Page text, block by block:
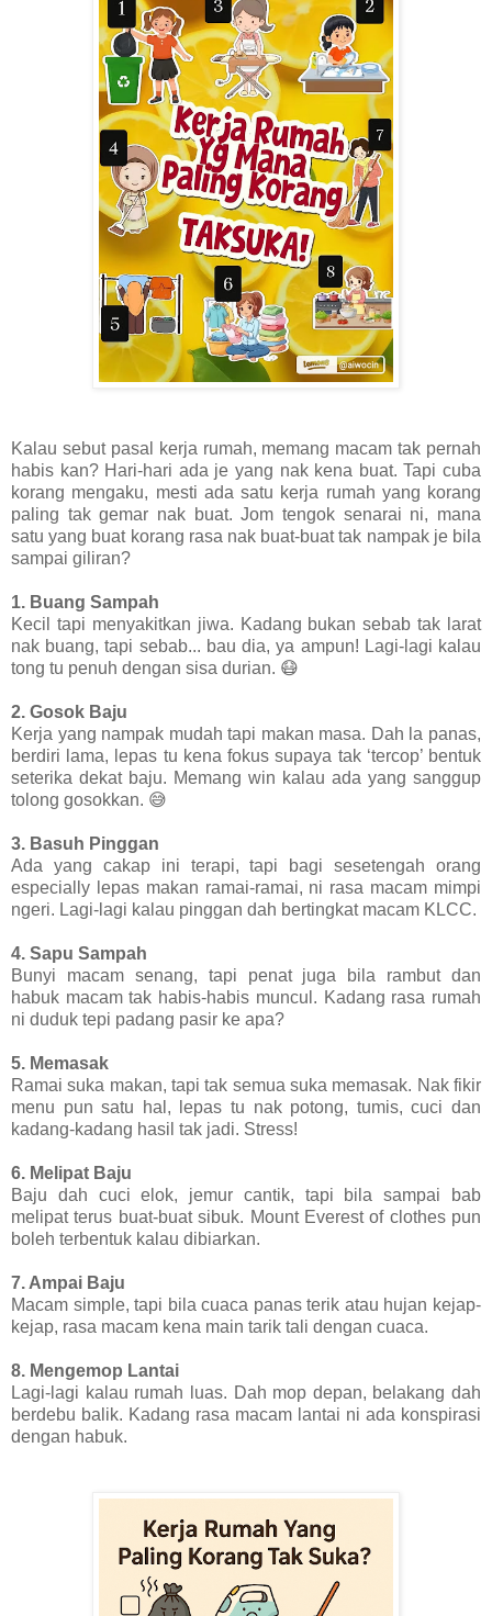
Kalau sebut pasal kerja rumah, memang macam tak pernah
habis kan? Hari-hari ada je yang nak kena buat. Tapi cuba
korang mengaku, mesti ada satu kerja rumah yang korang
paling tak gemar nak buat. Jom tengok senarai ni, mana
satu yang buat korang rasa nak buat-buat tak nampak je bila
sampai giliran?
1. Buang Sampah
Kecil tapi menyakitkan jiwa. Kadang bukan sebab tak larat
nak buang, tapi sebab... bau dia, ya ampun! Lagi-lagi kalau
tong tu penuh dengan sisa durian. 😷
2. Gosok Baju
Kerja yang nampak mudah tapi makan masa. Dah la panas,
berdiri lama, lepas tu kena fokus supaya tak ‘tercop’ bentuk
seterika dekat baju. Memang win kalau ada yang sanggup
tolong gosokkan. 😅
3. Basuh Pinggan
Ada yang cakap ini terapi, tapi bagi sesetengah orang
especially lepas makan ramai-ramai, ni rasa macam mimpi
ngeri. Lagi-lagi kalau pinggan dah bertingkat macam KLCC.
4. Sapu Sampah
Bunyi macam senang, tapi penat juga bila rambut dan
habuk macam tak habis-habis muncul. Kadang rasa rumah
ni duduk tepi padang pasir ke apa?
5. Memasak
Ramai suka makan, tapi tak semua suka memasak. Nak fikir
menu pun satu hal, lepas tu nak potong, tumis, cuci dan
kadang-kadang hasil tak jadi. Stress!
6. Melipat Baju
Baju dah cuci elok, jemur cantik, tapi bila sampai bab
melipat terus buat-buat sibuk. Mount Everest of clothes pun
boleh terbentuk kalau dibiarkan.
7. Ampai Baju
Macam simple, tapi bila cuaca panas terik atau hujan kejap-
kejap, rasa macam kena main tarik tali dengan cuaca.
8. Mengemop Lantai
Lagi-lagi kalau rumah luas. Dah mop depan, belakang dah
berdebu balik. Kadang rasa macam lantai ni ada konspirasi
dengan habuk.